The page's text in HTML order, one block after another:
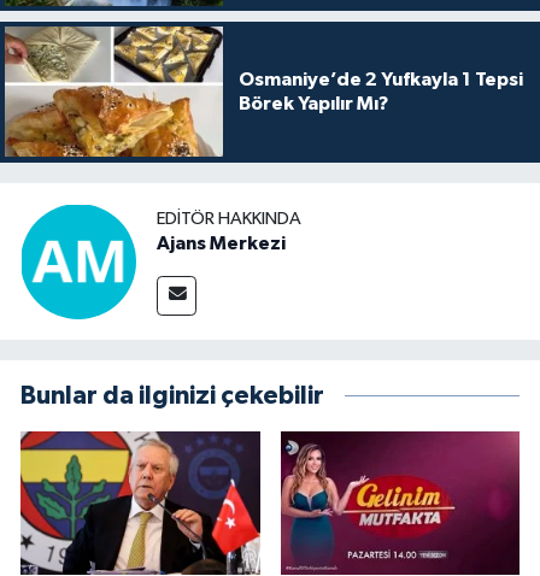
Osmaniye’de 2 Yufkayla 1 Tepsi
Börek Yapılır Mı?
EDITÖR HAKKINDA
Ajans Merkezi
Bunlar da ilginizi çekebilir